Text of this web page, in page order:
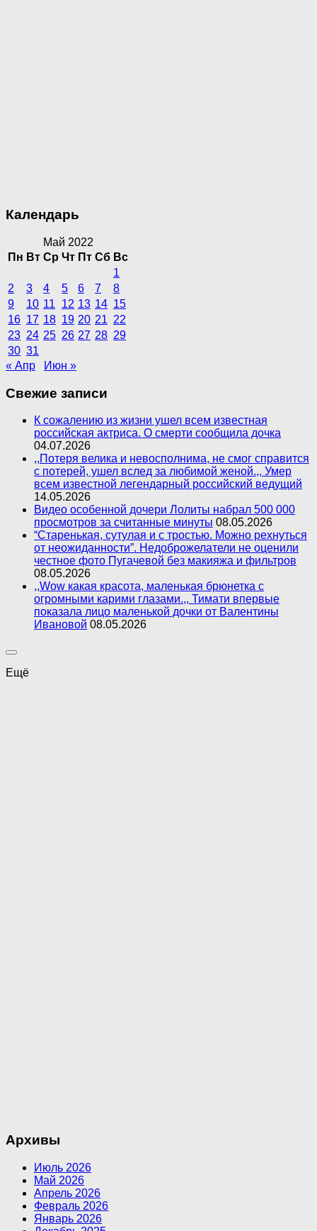
Календарь
Май 2022
Пн Вт Ср Чт Пт Сб Вс
1
2
3 4 5 6 7
8
9
10 11 12 13 14 15
16 17 18 19 20 21 22
23 24 25 26 27 28 29
30 31
« Апр
Июн »
Свежие записи
К сожалению из жизни ушел всем известная
российская актриса. О смерти сообщила дочка
04.07.2026
,,Потеря велика и невосполнима, не смог справится
с потерей, ушел вслед за любимой женой.,, Умер
всем известной легендарный российский ведущий
14.05.2026
Видео особенной дочери Лолиты набрал 500 000
просмотров за считанные минуты 08.05.2026
“Старенькая, сутулая и с тростью. Можно рехнуться
от неожиданности”. Недоброжелатели не оценили
честное фото Пугачевой без макияжа и фильтров
08.05.2026
,,Wow какая красота, маленькая брюнетка с
огромными карими глазами.,, Тимати впервые
показала лицо маленькой дочки от Валентины
Ивановой 08.05.2026
Ещё
Архивы
Июль 2026
Май 2026
Апрель 2026
Февраль 2026
Январь 2026